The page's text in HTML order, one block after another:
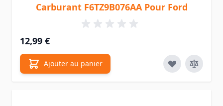
Carburant F6TZ9B076AA Pour Ford
12,99 €
Ajouter au panier